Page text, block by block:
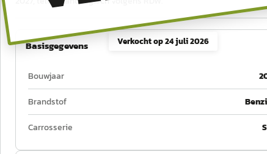
Verkocht op24 juli 2026
Basisgegevens
Bouwjaar
Brandstof
Carrosserie